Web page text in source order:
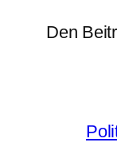
Den